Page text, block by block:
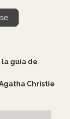
la guía de
Christie